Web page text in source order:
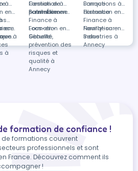
Gestion de
patrimoine
Banque
à
Formation à
Saint-Étienne
Formations à
distance
en
Formation en
Finance à
Loos-en-
Gohelle
Formation en
Finance à
Neuilly-sur-
Seine
en
à
Formation en
Sécurité,
prévention des
risques et
qualité à
Annecy
Formation en
Industries à
Annecy
en
à
formation de confiance !
de formations couvrent
professionnels et sont
France. Découvrez comment ils
!